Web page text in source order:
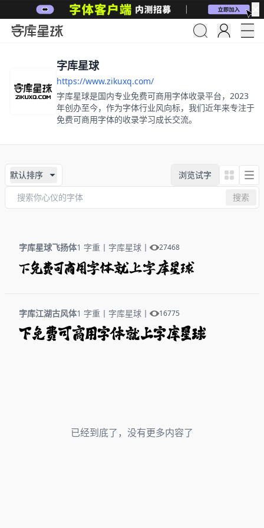
字库星球
https://www.zikuxq.com/
字库星球是国内专业免费可商用字体收录平台，2023
年创办至今，作为字体行业风向标，我们近年来专注于
免费可商用字体的收录学习成长交流。
默认排序
浏览试字
搜索
字库星球飞扬体1 字重 丨 字库星球 丨 27468
下免费可商用字体就上字库星球
字库江湖古风体1 字重 丨 字库星球 丨 16775
下免费可商用字体就上字库星球
已经到底了，没有更多内容了